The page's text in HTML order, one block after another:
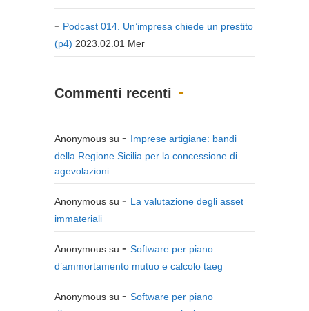
Podcast 014. Un’impresa chiede un prestito
(p4) 2023.02.01 Mer
Commenti recenti
Anonymous su
Imprese artigiane: bandi
della Regione Sicilia per la concessione di
agevolazioni.
Anonymous su
La valutazione degli asset
immateriali
Anonymous su
Software per piano
d’ammortamento mutuo e calcolo taeg
Anonymous su
Software per piano